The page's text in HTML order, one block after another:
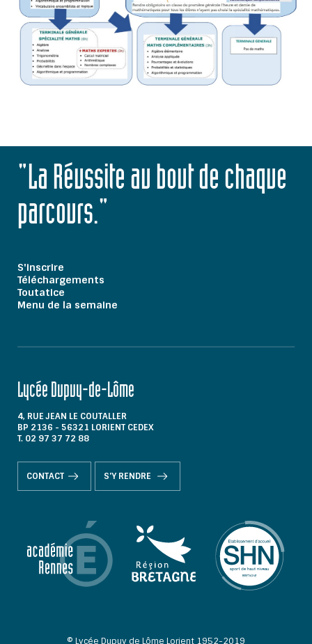
"La Réussite au bout de chaque
parcours."
S'inscrire
Téléchargements
Toutatice
Menu de la semaine
Lycée Dupuy-de-Lôme
4, RUE JEAN LE COUTALLER
BP 2136 - 56321 LORIENT CEDEX
T. 02 97 37 72 88
CONTACT S'Y RENDRE
© Lycée Dupuy de Lôme Lorient 1952-2019